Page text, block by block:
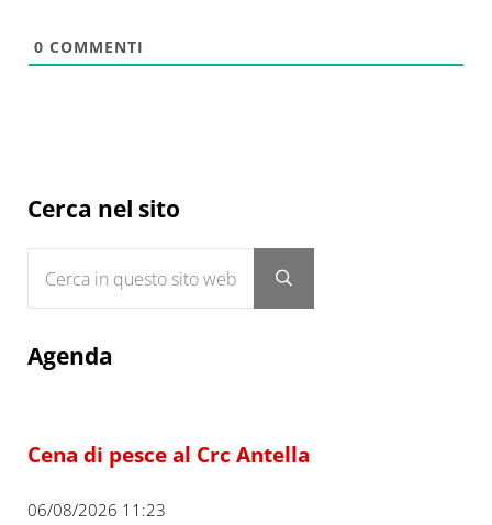
0 COMMENTI
Sidebar
Cerca nel sito
Submit search
Agenda
Cena di pesce al Crc Antella
06/08/2026 11:23